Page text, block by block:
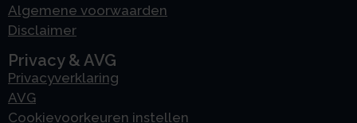
Algemene voorwaarden
Disclaimer
Privacy & AVG
Privacyverklaring
AVG
Cookievoorkeuren instellen